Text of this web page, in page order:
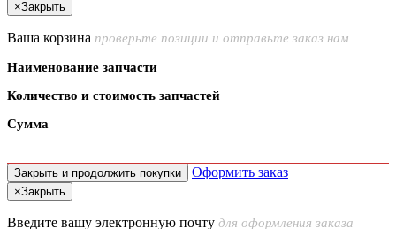
×Закрыть
Ваша корзина проверьте позиции и отправьте заказ нам
Наименование запчасти
Количество и стоимость запчастей
Сумма
Закрыть и продолжить покупки Оформить заказ
×Закрыть
Введите вашу электронную почту для оформления заказа